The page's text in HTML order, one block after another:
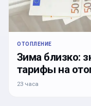
ОТОПЛЕНИЕ
Зима близко:
тарифы на
23 часа